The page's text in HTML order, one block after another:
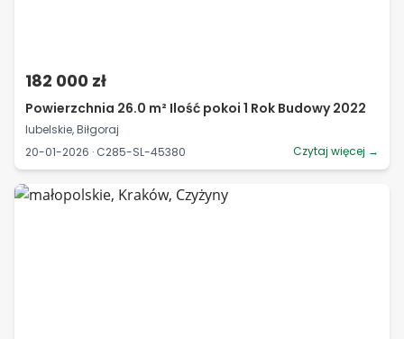
182 000 zł
Powierzchnia 26.0 m² Ilość pokoi 1 Rok Budowy 2022
lubelskie, Biłgoraj
20-01-2026 · C285-SL-45380
Czytaj więcej →